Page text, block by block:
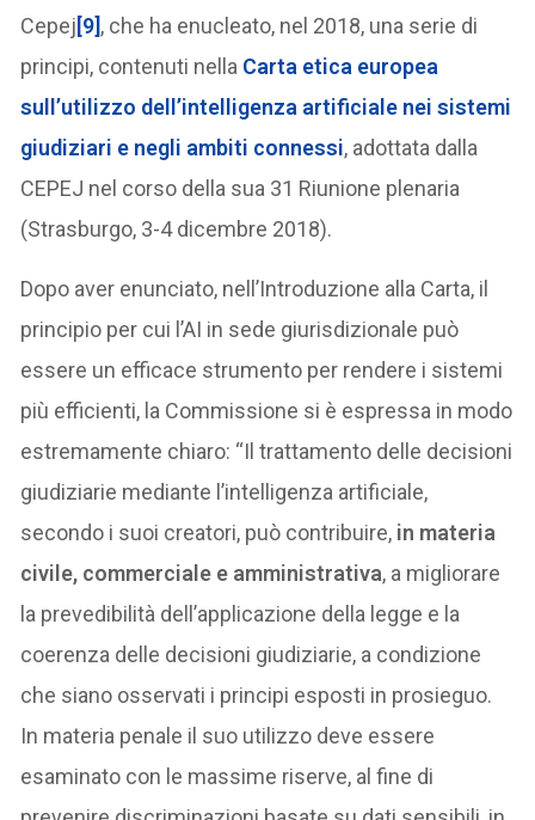
Cepej[9], che ha enucleato, nel 2018, una serie di
principi, contenuti nella Carta etica europea
sull’utilizzo dell’intelligenza artificiale nei sistemi
giudiziari e negli ambiti connessi, adottata dalla
CEPEJ nel corso della sua 31 Riunione plenaria
(Strasburgo, 3-4 dicembre 2018).
Dopo aver enunciato, nell’Introduzione alla Carta, il
principio per cui l’AI in sede giurisdizionale può
essere un efficace strumento per rendere i sistemi
più efficienti, la Commissione si è espressa in modo
estremamente chiaro: “Il trattamento delle decisioni
giudiziarie mediante l’intelligenza artificiale,
secondo i suoi creatori, può contribuire, in materia
civile, commerciale e amministrativa, a migliorare
la prevedibilità dell’applicazione della legge e la
coerenza delle decisioni giudiziarie, a condizione
che siano osservati i principi esposti in prosieguo.
In materia penale il suo utilizzo deve essere
esaminato con le massime riserve, al fine di